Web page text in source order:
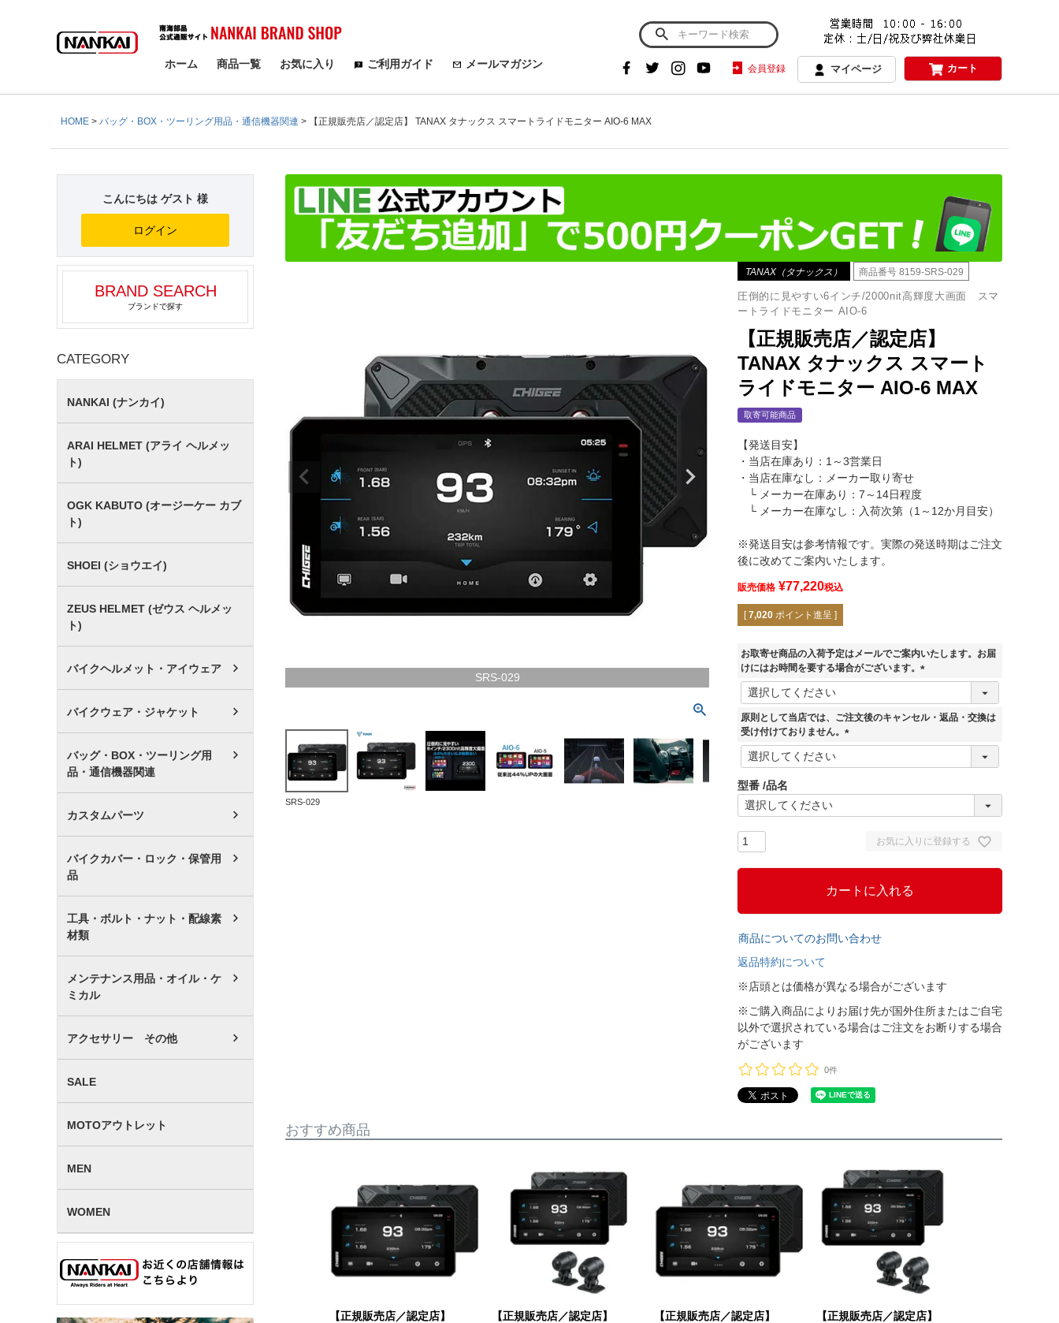
検索
ホーム 商品一覧 お気に入り ご利用ガイド メールマガジン 会員登録 マイページ カート
HOME バッグ・BOX・ツーリング用品・通信機器関連 【正規販売店／認定店】 TANAX タナックス スマートライドモニター AIO-6 MAX
こんにちは ゲスト 様
ログイン
BRAND SEARCH
ブランドで探す
CATEGORY
NANKAI (ナンカイ)
ARAI HELMET (アライ ヘルメッ
ト)
OGK KABUTO (オージーケー カブ
ト)
SHOEI (ショウエイ)
ZEUS HELMET (ゼウス ヘルメッ
ト)
バイクヘルメット・アイウェア
バイクウェア・ジャケット
バッグ・BOX・ツーリング用
品・通信機器関連
カスタムパーツ
バイクカバー・ロック・保管用
品
工具・ボルト・ナット・配線素
材類
メンテナンス用品・オイル・ケ
ミカル
アクセサリー その他
SALE
MOTOアウトレット
MEN
WOMEN
SRS-029
SRS-029
TANAX（タナックス） 商品番号 8159-SRS-029
圧倒的に見やすい6インチ/2000nit高輝度大画面 スマ
ートライドモニター AIO-6
【正規販売店／認定店】
TANAX タナックス スマート
ライドモニター AIO-6 MAX
取寄可能商品
【発送目安】
・当店在庫あり：1～3営業日
・当店在庫なし：メーカー取り寄せ
└ メーカー在庫あり：7～14日程度
└ メーカー在庫なし：入荷次第（1～12か月目安）
※発送目安は参考情報です。実際の発送時期はご注文
後に改めてご案内いたします。
販売価格 ¥77,220税込
[ 7,020 ポイント進呈 ]
お取寄せ商品の入荷予定はメールでご案内いたします。お届
けにはお時間を要する場合がございます。
(
須
原則として当店では、ご注文後のキャンセル・返品・交換は
受け付けておりません。
(
)
型番 品名
お気に入りに登録する
カートに入れる
商品についてのお問い合わせ
返品特約について
※店頭とは価格が異なる場合がございます
※ご購入商品によりお届け先が国外住所またはご自宅
以外で選択されている場合はご注文をお断りする場合
がございます
0件
おすすめ商品
【正規販売店／認定店】
【正規販売店／認定店】
【正規販売店／認定店】
【正規販売店／認定店】